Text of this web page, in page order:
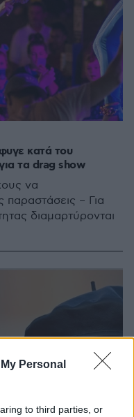
Personal
to third parties, or
κατά του
τα drag show
να
παραστάσεις – Για
διαμαρτύρονται